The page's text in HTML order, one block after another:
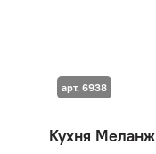
Кухня Меланж
арт. 6938